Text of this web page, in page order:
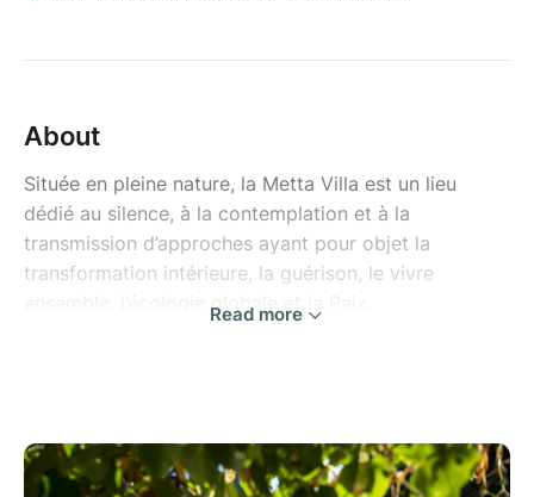
About
Située en pleine nature, la Metta Villa est un lieu
dédié au silence, à la contemplation et à la
transmission d’approches ayant pour objet la
transformation intérieure, la guérison, le vivre
ensemble, l’écologie globale et la Paix.
visiter et tisser du lien.
Read more